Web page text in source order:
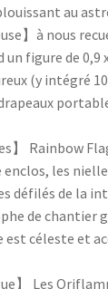
au
】à nous
figure de 0,9
(y intégré
Rainbow
enclos, les
défilés de la
de chantier
céleste et
】 Les